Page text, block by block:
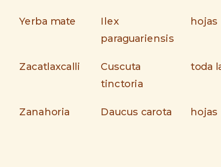
Yerba mate
Ilex
paraguariensis
hojas
Zacatlaxcalli
Cuscuta
tinctoria
toda
Zanahoria Daucus carota hojas